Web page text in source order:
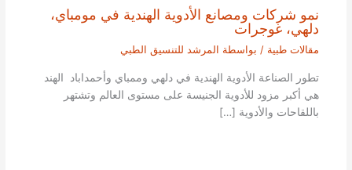
نمو شركات ومصانع الأدوية الهندية في مومباي،
دلهي، غوجرات
مقالات طبية / بواسطة المرشد للتنسيق الطبي
تطور الصناعة الأدوية الهندية في دلهي وممباي وأحمداباد الهند
هي أكبر مزود للأدوية الجنيسة على مستوى العالم وتشتهر
باللقاحات والأدوية […]